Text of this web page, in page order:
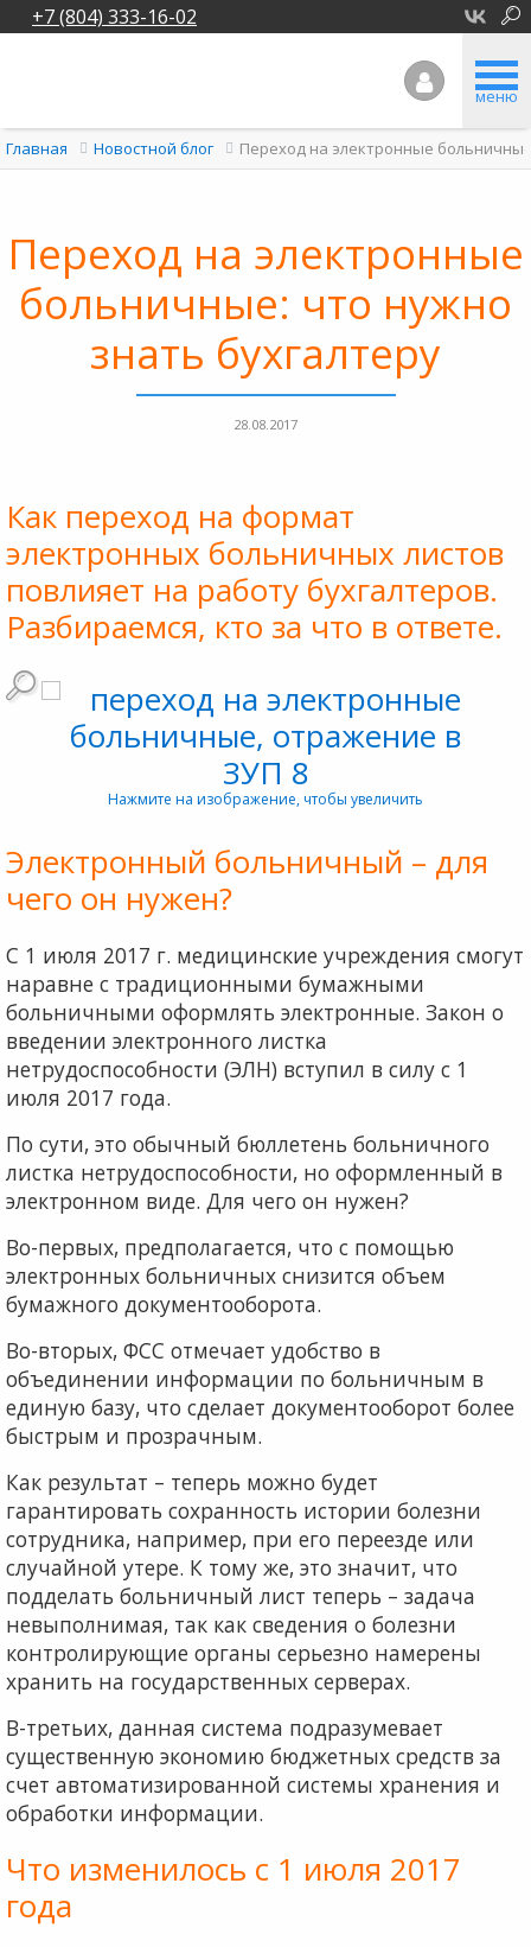
+7 (804) 333-16-02
меню
Главная Новостной блог Переход на электронные
Переход на электронные
больничные: что нужно
знать бухгалтеру
28.08.2017
Как переход на формат
электронных больничных листов
повлияет на работу бухгалтеров.
Разбираемся, кто за что в ответе.
Нажмите на изображение, чтобы увеличить
Электронный больничный – для
чего он нужен?
С 1 июля 2017 г. медицинские учреждения смогут
наравне с традиционными бумажными
больничными оформлять электронные. Закон о
введении электронного листка
нетрудоспособности (ЭЛН) вступил в силу с 1
июля 2017 года.
По сути, это обычный бюллетень больничного
листка нетрудоспособности, но оформленный в
электронном виде. Для чего он нужен?
Во-первых, предполагается, что с помощью
электронных больничных снизится объем
бумажного документооборота.
Во-вторых, ФСС отмечает удобство в
объединении информации по больничным в
единую базу, что сделает документооборот более
быстрым и прозрачным.
Как результат – теперь можно будет
гарантировать сохранность истории болезни
сотрудника, например, при его переезде или
случайной утере. К тому же, это значит, что
подделать больничный лист теперь – задача
невыполнимая, так как сведения о болезни
контролирующие органы серьезно намерены
хранить на государственных серверах.
В-третьих, данная система подразумевает
существенную экономию бюджетных средств за
счет автоматизированной системы хранения и
обработки информации.
Что изменилось с 1 июля 2017
года